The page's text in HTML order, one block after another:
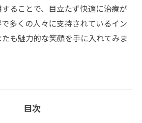
ることで、目立たず快適に治療が
多くの人々に支持されているイン
も魅力的な笑顔を手に入れてみま
目次